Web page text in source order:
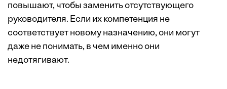
повышают, чтобы заменить отсутствующего
руководителя. Если их компетенция не
соответствует новому назначению, они могут
даже не понимать, в чем именно они
недотягивают.